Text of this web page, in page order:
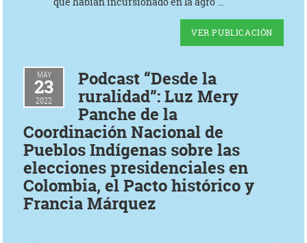
VER PUBLICACIÓN
MAY
23
2022
Podcast “Desde la
ruralidad”: Luz Mery
Panche de la
Coordinación Nacional de
Pueblos Indígenas sobre las
elecciones presidenciales en
Colombia, el Pacto histórico y
Francia Márquez